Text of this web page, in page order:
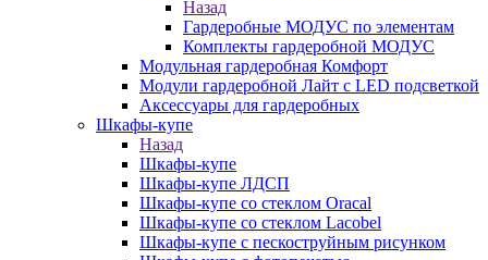
Назад
Гардеробные МОДУС по элементам
Комплекты гардеробной МОДУС
Модульная гардеробная Комфорт
Модули гардеробной Лайт с LED подсветкой
Аксессуары для гардеробных
Шкафы-купе
Назад
Шкафы-купе
Шкафы-купе ЛДСП
Шкафы-купе со стеклом Oracal
Шкафы-купе со стеклом Lacobel
Шкафы-купе с пескоструйным рисунком